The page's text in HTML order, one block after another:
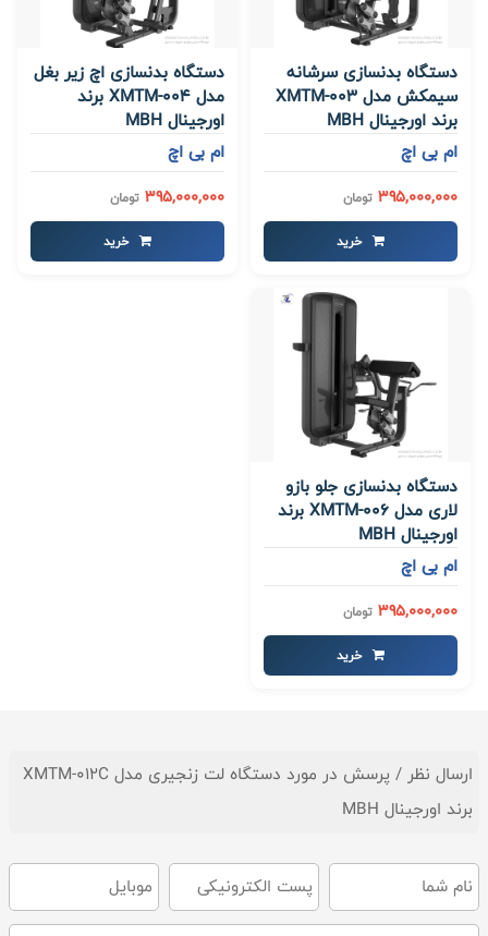
دستگاه بدنسازی سرشانه
سیمکش مدل XMTM-003
برند اورجینال MBH
ام بی اچ
395,000,000 تومان
خرید
دستگاه بدنسازی اچ زیر بغل
مدل XMTM-004 برند
اورجینال MBH
ام بی اچ
395,000,000 تومان
خرید
دستگاه بدنسازی جلو بازو
لاری مدل XMTM-006 برند
اورجینال MBH
ام بی اچ
395,000,000 تومان
خرید
ارسال نظر / پرسش در مورد دستگاه لت زنجیری مدل XMTM-012C
برند اورجینال MBH